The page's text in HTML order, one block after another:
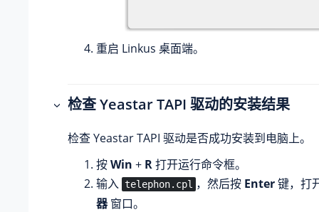
重启 Linkus 桌面端。
检查 Yeastar TAPI 驱动的安装结果
检查 Yeastar TAPI 驱动是否成功安装到电脑上。
按Win + R打开运行命令框。
输入 telephon.cpl ，然后按 Enter键，打
器窗口。